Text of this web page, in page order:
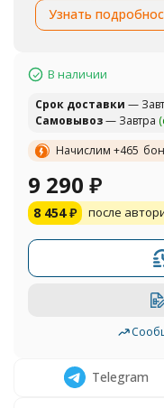
Узнать
В наличии
Cрок доставки —
Самовывоз— Завтра
Начислим +465
9 290 ₽
8 454₽ после
Telegram